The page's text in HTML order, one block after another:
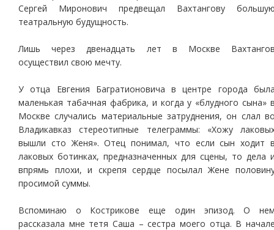
Сергей Миронович предвещал Вахтангову
театральную будущность.
Лишь через двенадцать лет в Москве
осуществил свою мечту.
У отца Евгения Багратионовича в центре города
маленькая табачная фабрика, и когда у «блудного сына»
Москве случались материальные затруднения, он слал
Владикавказ стереотипные телеграммы: «Хожу
вышли сто Женя». Отец понимал, что если сын ходит
лаковых ботинках, предназначенных для сцены, то дела
впрямь плохи, и скрепя сердце посылал Жене
просимой суммы.
Вспоминаю о Кострикове еще один эпизод. О
рассказала мне тетя Саша – сестра моего отца. В